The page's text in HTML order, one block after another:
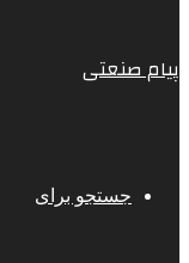
پیام صنعتی
جستجو برای